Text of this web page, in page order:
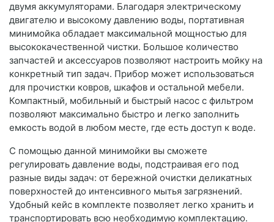
двумя аккумуляторами. Благодаря электрическому
двигателю и высокому давлению воды, портативная
минимойка обладает максимальной мощностью для
высококачественной чистки. Большое количество
запчастей и аксессуаров позволяют настроить мойку на
конкретный тип задач. Прибор может использоваться
для прочистки ковров, шкафов и остальной мебели.
Компактный, мобильный и быстрый насос с фильтром
позволяют максимально быстро и легко заполнить
емкость водой в любом месте, где есть доступ к воде.
С помощью данной минимойки вы сможете
регулировать давление воды, подстраивая его под
разные виды задач: от бережной очистки деликатных
поверхностей до интенсивного мытья загрязнений.
Удобный кейс в комплекте позволяет легко хранить и
транспортировать всю необходимую комплектацию.